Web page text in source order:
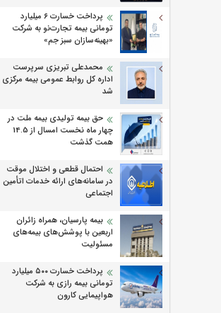
پرداخت خسارت ۶ میلیارد
تومانی بیمه تجارت‌نو به شرکت
«بهینه‌سازان سبز جم»
محمدعلی تبریزی سرپرست
اداره كل روابط عمومی بیمه مركزی
شد
حق بیمه تولیدی بیمه ملت در
چهار ماه نخست امسال از 14.5
همت گذشت
احتمال قطعی و اختلال موقت
در سامانه‌های ارائه خدمات اتأمین
اجتماعی
بیمه پارسیان، همراه زائران
اربعین با پوشش‌های بیمه‌های
مسئولیت
پرداخت خسارت ۵۰۰ میلیارد
تومانی بیمه رازی به شرکت
هواپیمایی کارون